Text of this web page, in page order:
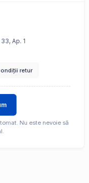
Ap. 1
retur
Nu este nevoie să